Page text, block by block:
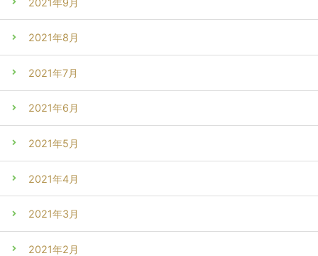
2021年8月
2021年7月
2021年6月
2021年5月
2021年4月
2021年3月
2021年2月